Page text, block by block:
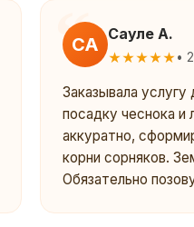
СА
Сауле А.
★★★★★•
Заказывала услугу
посадку чеснока и
аккуратно,
корни сорняков.
Обязательно